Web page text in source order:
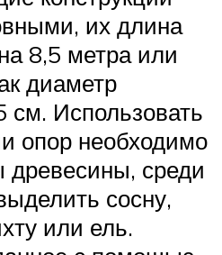
их длина
8,5 метра или
диаметр
см. Использовать
опор необходимо
среди
сосну,
или ель.